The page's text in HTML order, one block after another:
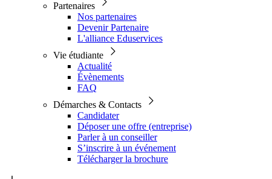
Partenaires
Nos partenaires
Devenir Partenaire
L'alliance Eduservices
Vie étudiante
Actualité
Évènements
FAQ
Démarches & Contacts
Candidater
Déposer une offre (entreprise)
Parler à un conseiller
S’inscrire à un événement
Télécharger la brochure